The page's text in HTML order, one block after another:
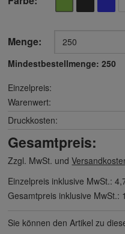
Menge:
Mindestbestellmenge:250
Einzelpreis:
Warenwert:
Druckkosten:
Gesamtpreis:
Zzgl. MwSt. und
Einzelpreis inklusive MwSt.:
Gesamtpreis inklusive MwSt.:
Sie können den Artikel zu